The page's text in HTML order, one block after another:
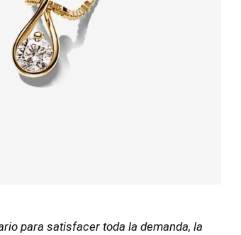
para satisfacer toda la demanda, la